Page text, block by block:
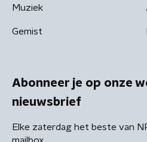
Muziek
Gemist
Abonneer je op onze
nieuwsbrief
Elke zaterdag het beste van
mailbox